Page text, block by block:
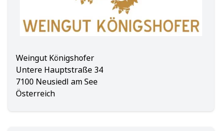
Weingut Königshofer
Untere Hauptstraße 34
7100 Neusiedl am See
Österreich